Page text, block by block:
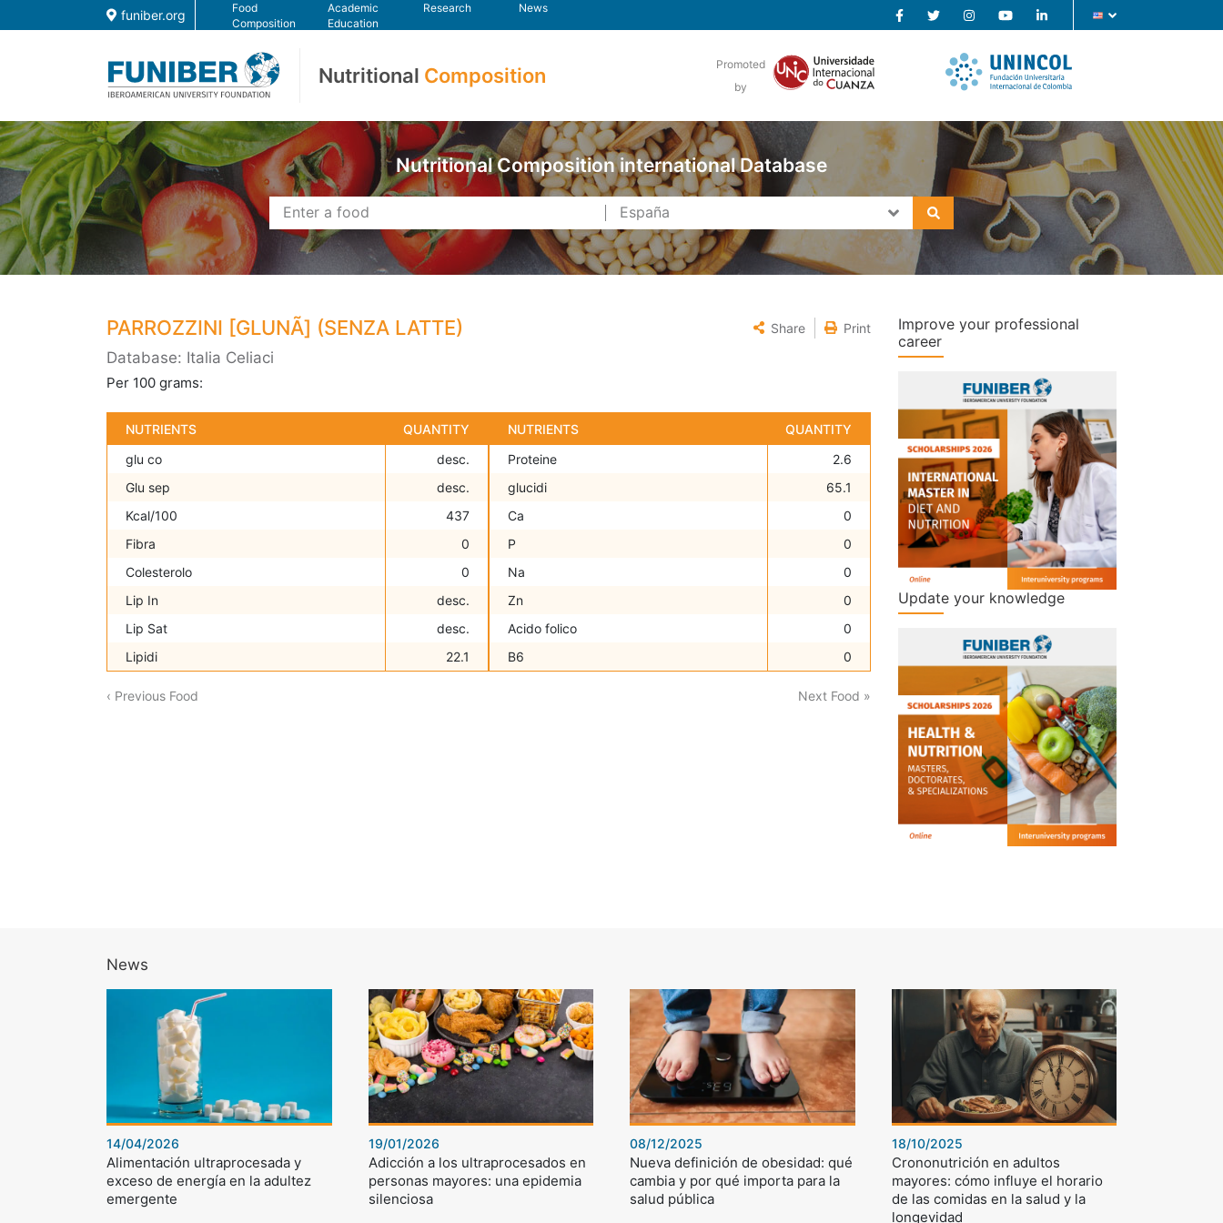
funiber.org
Food
Composition
Academic
Education
Research News
Nutritional Composition
Promoted
by
Nutritional Composition international Database
PARROZZINI [GLUNÃ] (SENZA LATTE) Share Print
Database: Italia Celiaci
Per 100 grams:
NUTRIENTS
QUANTITY
glu co
desc.
Glu sep
desc.
Kcal/100
437
Fibra
0
Colesterolo
0
Lip In
desc.
Lip Sat
desc.
Lipidi
22.1
NUTRIENTS
QUANTITY
Proteine
2.6
glucidi
65.1
Ca
0
P
0
Na
0
Zn
0
Acido folico
0
B6
0
‹ Previous Food Next Food »
Improve your professional
career
Update your knowledge
News
14/04/2026
Alimentación ultraprocesada y
exceso de energía en la adultez
emergente
19/01/2026
Adicción a los ultraprocesados en
personas mayores: una epidemia
silenciosa
08/12/2025
Nueva definición de obesidad: qué
cambia y por qué importa para la
salud pública
18/10/2025
Crononutrición en adultos
mayores: cómo influye el horario
de las comidas en la salud y la
longevidad